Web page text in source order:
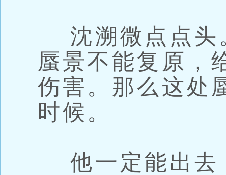
沈溯微点点头
蜃景不能复原，
伤害。那么这处
时候。
他一定能出去